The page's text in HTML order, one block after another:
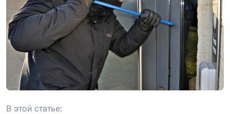
г. Ростов-на-
8 (863) 221-10-
Обсудить проект
В этой статье: